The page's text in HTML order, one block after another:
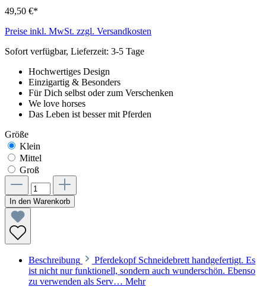
49,50 €*
Preise inkl. MwSt. zzgl. Versandkosten
Sofort verfügbar, Lieferzeit: 3-5 Tage
Hochwertiges Design
Einzigartig & Besonders
Für Dich selbst oder zum Verschenken
We love horses
Das Leben ist besser mit Pferden
Größe
Klein
Mittel
Groß
In den Warenkorb
Beschreibung
Pferdekopf Schneidebrett handgefertigt. Es
ist nicht nur funktionell, sondern auch wunderschön. Ebenso
zu verwenden als Serv… Mehr